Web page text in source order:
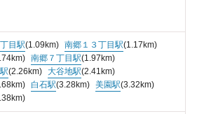
目駅(1.09km) 南郷１３丁目駅(1.17km)
南郷７丁目駅(1.97km)
(2.26km) 大谷地駅(2.41km)
白石駅(3.28km) 美園駅(3.32km)